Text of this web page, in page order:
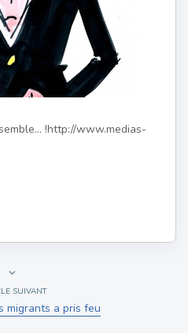
!http://www.medias-
SUIVANT
migrants a pris feu